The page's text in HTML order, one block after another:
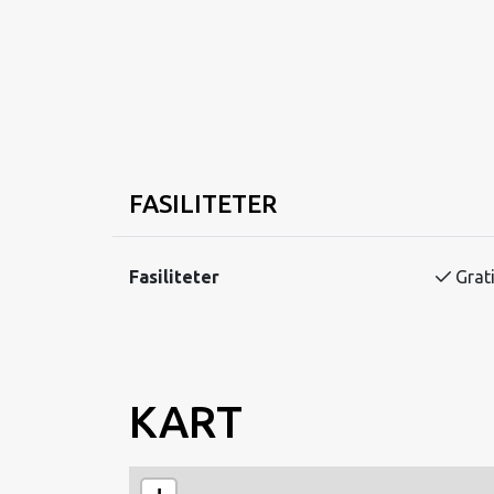
Hovden Fjellbad: ca. 700 m
Det er mulig å leie sengetøy og bestille
Sauna kan benyttes mot et tillegg på kr. 30
FASILITETER
Fasiliteter
KART